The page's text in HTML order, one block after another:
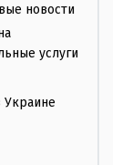
новости
услуги
Украине